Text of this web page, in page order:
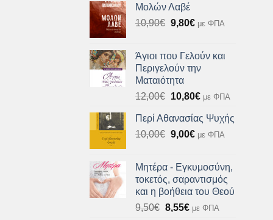
was:
17,50€.είναι:
Μολών Λαβέ
10,90€ Original
10,90€.
9,80€Η
είναι:
9,80€.
με ΦΠΑ
Άγιοι που Γελούν και
Περιγελούν την
Ματαιότητα
12,00€ Original
was:
12,00€.
10,80€Η
τιμή
είναι:
με ΦΠΑ
Περί Αθανασίας Ψυχής
10,00€ Original
10,00€.
9,00€Η
είναι:
9,00€.
με ΦΠΑ
Μητέρα - Εγκυμοσύνη,
τοκετός, σαραντισμός
και η βοήθεια του Θεού
9,50€ Original
8,55€Ημε ΦΠΑ